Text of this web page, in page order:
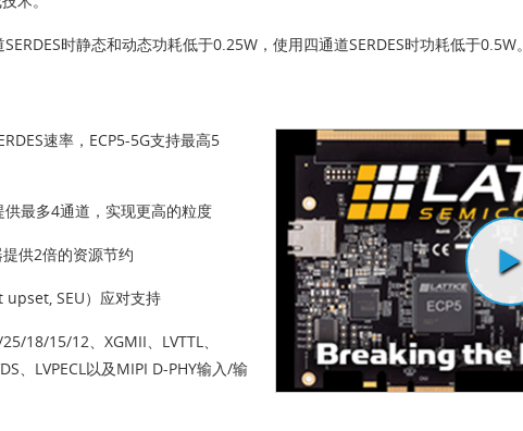
时静态和动态功耗低于0.25W，使用四通道SERDES时功耗低于0.5W。
速率，ECP5-5G支持最高5
最多4通道，实现更高的粒度
供2倍的资源节约
SEU）应对支持
18/15/12、XGMII、LVTTL、
、LVPECL以及MIPI D-PHY输入/输